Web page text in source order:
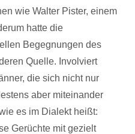
wie Walter Pister, einem
hatte die
Begegnungen des
Quelle. Involviert
die sich nicht nur
aber miteinander
es im Dialekt heißt:
Gerüchte mit gezielt